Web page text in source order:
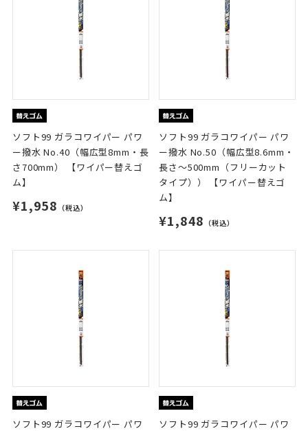
ソフト99 ガラコワイパー パワ
ー撥水 No.40（幅広型8mm・長
さ700mm） 【ワイパー替えゴ
ム】
¥1,958 （税込）
ソフト99 ガラコワイパー パワ
ー撥水 No.50（幅広型8.6mm・
長さ～500mm（フリーカット
タイプ）） 【ワイパー替えゴ
ム】
¥1,848 （税込）
ソフト99 ガラコワイパー パワ
ソフト99 ガラコワイパー パワ